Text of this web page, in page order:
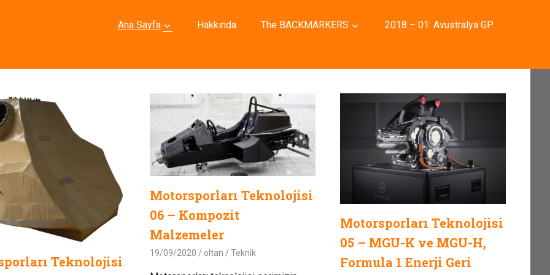
Ana Sayfa Hakkında The BACKMARKERS 2018 – 01: Avustralya GP
Teknolojisi
Motorsporları Teknolojisi
06 – Kompozit
Malzemeler
19/09/2020 oltan Teknik
Motorsporları Teknolojisi
05 – MGU-K ve MGU-H,
Formula 1 Enerji Geri